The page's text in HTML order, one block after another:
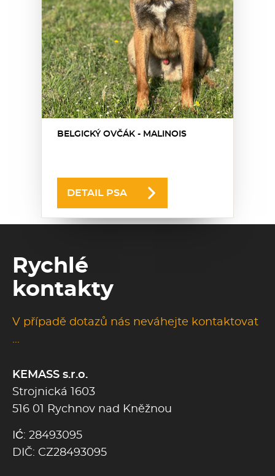
BELGICKÝ OVČÁK - MALINOIS
DETAIL PSA
Rychlé
kontakty
V případě dotazů nás neváhejte kontaktovat
...
KEMASS s.r.o.
Strojnická 1603
516 01 Rychnov nad Kněžnou
IĆ: 28493095
DIČ: CZ28493095